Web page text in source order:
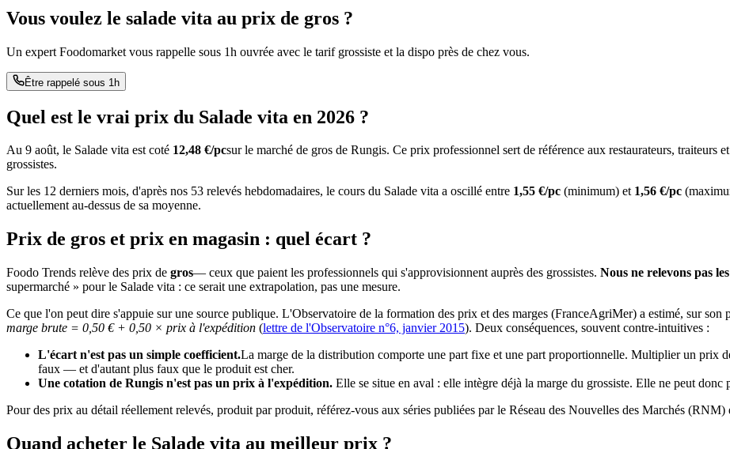
Vous voulez le salade vita au prix de gros ?
Un expert Foodomarket vous rappelle sous 1h ouvrée avec le tarif grossiste et la dispo près de chez vous.
Être rappelé sous 1h
Quel est le vrai prix du Salade vita en 2026 ?
Au 9 août, le Salade vita est coté 12,48 €/pcsur le marché de gros de Rungis. Ce prix professionnel sert de référence aux restaurateurs, traiteurs
grossistes.
Sur les 12 derniers mois, d'après nos 53 relevés hebdomadaires, le cours du Salade vita a oscillé entre 1,55 €/pc (minimum) et 1,56 €/pc
actuellement au-dessus de sa moyenne.
Prix de gros et prix en magasin : quel écart ?
Foodo Trends relève des prix de gros— ceux que paient les professionnels qui s'approvisionnent auprès des grossistes. Nous ne relevons pas
supermarché » pour le Salade vita : ce serait une extrapolation, pas une mesure.
Ce que l'on peut dire s'appuie sur une source publique. L'Observatoire de la formation des prix et des marges (FranceAgriMer) a estimé, sur
marge brute = 0,50 € + 0,50 × prix à l'expédition (lettre de l'Observatoire n°6, janvier 2015). Deux conséquences, souvent contre-intuitives :
L'écart n'est pas un simple coefficient.La marge de la distribution comporte une part fixe et une part proportionnelle. Multiplier un prix
faux — et d'autant plus faux que le produit est cher.
Une cotation de Rungis n'est pas un prix à l'expédition. Elle se situe en aval : elle intègre déjà la marge du grossiste. Elle ne peut donc
Pour des prix au détail réellement relevés, produit par produit, référez-vous aux séries publiées par le Réseau des Nouvelles des Marchés
Quand acheter le Salade vita au meilleur prix ?